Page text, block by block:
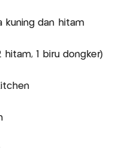
kuning dan hitam
1 biru dongker)